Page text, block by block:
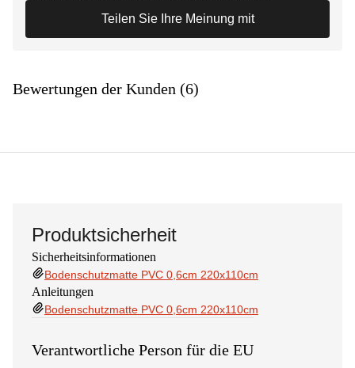
Teilen Sie Ihre Meinung mit
Bewertungen der Kunden (6)
Produktsicherheit
Sicherheitsinformationen
Bodenschutzmatte PVC 0,6cm 220x110cm
Anleitungen
Bodenschutzmatte PVC 0,6cm 220x110cm
Verantwortliche Person für die EU